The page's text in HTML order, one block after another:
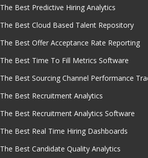
The Best Predictive Hiring Analytics
The Best Cloud Based Talent Repository
The Best Offer Acceptance Rate Reporting
The Best Time To Fill Metrics Software
The Best Sourcing Channel Performance
The Best Recruitment Analytics
The Best Recruitment Analytics Software
The Best Real Time Hiring Dashboards
The Best Candidate Quality Analytics